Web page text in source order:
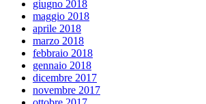
giugno 2018
maggio 2018
aprile 2018
marzo 2018
febbraio 2018
gennaio 2018
dicembre 2017
novembre 2017